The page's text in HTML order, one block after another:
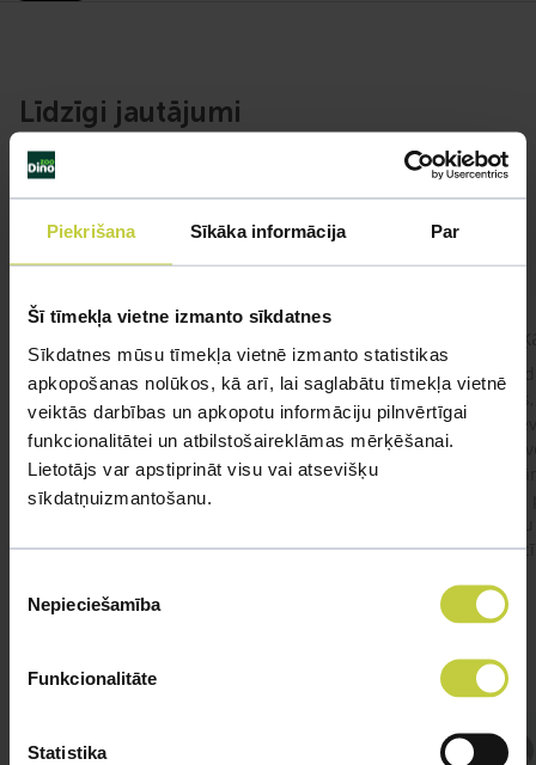
Piekrišana Sīkāka informācija Par
Šī tīmekļa vietne izmanto sīkdatnes
Sīkdatnes mūsu tīmekļa vietnē izmanto statistikas
apkopošanas nolūkos, kā arī, lai saglabātu tīmekļa vietnē
veiktās darbības un apkopotu informāciju pilnvērtīgai
funkcionalitātei un atbilstošaireklāmas mērķēšanai.
Lietotājs var apstiprināt visu vai atsevišķu
sīkdatņuizmantošanu.
izvēle
Nepieciešamība
Funkcionalitāte
Statistika
Līdzīgi jautājumi
Mūsu eksperti spēs atbildēt uz jebkuru Jūsu jautājumu
kaķis apēdis plēvi
Ja kaķim gadījies apēst plastiku ,ko ieklāj zem
garnelēm kārbiņās apakšā.Kādas sekas varētu
būt?Kā kaķis varētu reağēt...Ko darīt?
#kakis #apedis
Atbild Veterinārārsts,